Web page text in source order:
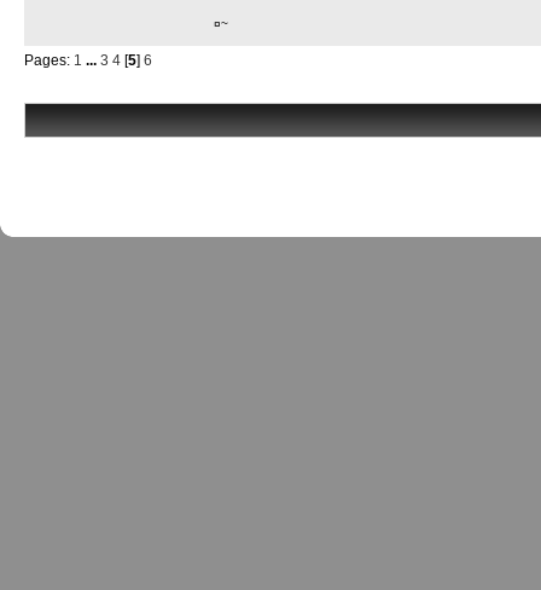
¤~
Pages: 1 ... 3 4 [5] 6